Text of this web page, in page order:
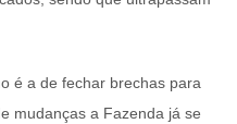
é a de fechar brechas para
mudanças a Fazenda já se